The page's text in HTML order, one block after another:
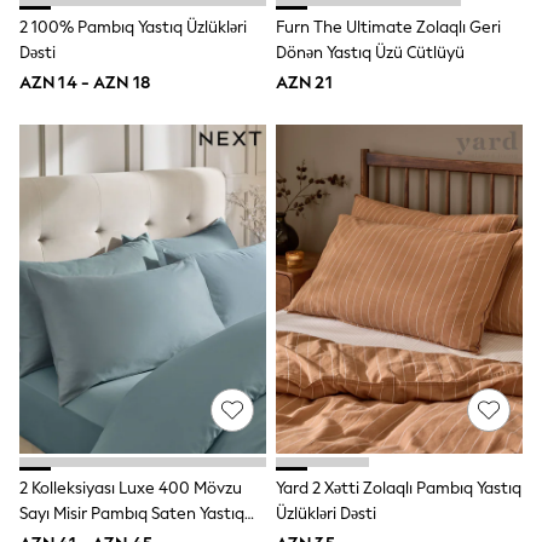
62-68cm
68-74cm
80-86cm
Boys
All Maternity
Cardigans & Knitwear
Coats & Pramsuits
Dresses
Dungarees
Occasionwear
Sets & Outfits
Shorts
Swimwear
Socks & Tights
Tops & T-Shirts
Trousers & Joggers
All Newborn Clothing
Vests
Sleepsuits
2 100% Pambıq Yastıq Üzlükləri
Dəsti
AZN 14 - AZN 18
Furn The Ultimate Zolaqlı Geri
Dönən Yastıq Üzü Cütlüyü
AZN 21
2 Kolleksiyası Luxe 400 Mövzu
Sayı Misir Pambıq Saten Yastıq
Yard 2 Xətti Zolaqlı Pambıq Yastıq
Üzlükləri Dəsti